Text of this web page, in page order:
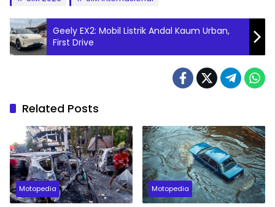
Geely EX2: Mobil Listrik Andal Kaum Urban,
First Drive
Related Posts
Motopedia Motopedia